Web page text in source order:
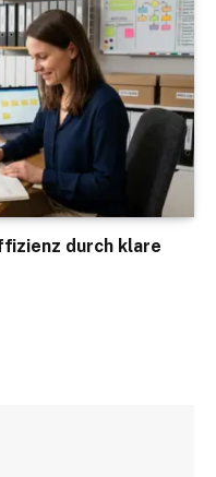
durch klare